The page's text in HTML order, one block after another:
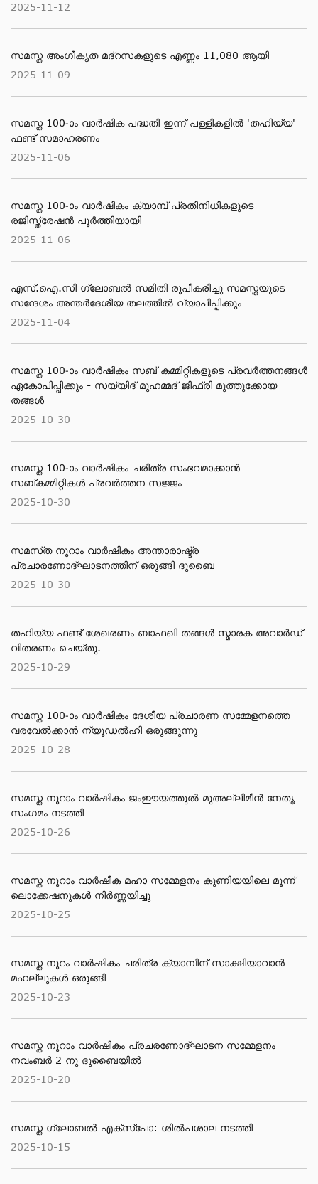
2025-11-12
സമസ്ത അംഗീകൃത മദ്റസകളുടെ എണ്ണം 11,080 ആയി
2025-11-09
സമസ്ത 100-ാം വാര്‍ഷിക പദ്ധതി ഇന്ന് പള്ളികളില്‍ 'തഹിയ്യ'
ഫണ്ട് സമാഹരണം
2025-11-06
സമസ്ത 100-ാം വാര്‍ഷികം ക്യാമ്പ് പ്രതിനിധികളുടെ
രജിസ്ത്രേഷന്‍ പൂര്‍ത്തിയായി
2025-11-06
എസ്.ഐ.സി ഗ്ലോബല്‍ സമിതി രൂപീകരിച്ചു സമസ്തയുടെ
സന്ദേശം അന്തര്‍ദേശീയ തലത്തില്‍ വ്യാപിപ്പിക്കും
2025-11-04
സമസ്ത 100-ാം വാര്‍ഷികം സബ് കമ്മിറ്റികളുടെ പ്രവര്‍ത്തനങ്ങള്‍
ഏകോപിപ്പിക്കും - സയ്യിദ് മുഹമ്മദ് ജിഫ്രി മുത്തുക്കോയ
തങ്ങള്‍
2025-10-30
സമസ്ത 100-ാം വാര്‍ഷികം ചരിത്ര സംഭവമാക്കാന്‍
സബ്കമ്മിറ്റികള്‍ പ്രവര്‍ത്തന സജ്ജം
2025-10-30
സമസ്​ത നൂറാം വാര്‍ഷികം അന്താരാഷ്ട്ര
പ്രചാരണോദ്ഘാടനത്തിന് ഒരുങ്ങി ദുബൈ
2025-10-30
തഹിയ്യ ഫണ്ട് ശേഖരണം ബാഫഖി തങ്ങൾ സ്മാരക അവാർഡ്
വിതരണം ചെയ്തു.
2025-10-29
സമസ്ത 100-ാം വാർഷികം ദേശീയ പ്രചാരണ സമ്മേളനത്തെ
വരവേൽക്കാൻ ന്യൂഡൽഹി ഒരുങ്ങുന്നു
2025-10-28
സമസ്ത നൂറാം വാർഷികം ജംഈയത്തുൽ മുഅല്ലിമീൻ നേതൃ
സംഗമം നടത്തി
2025-10-26
സമസ്ത നൂറാം വാർഷീക മഹാ സമ്മേളനം കുണിയയിലെ മൂന്ന്
ലൊക്കേഷനുകൾ നിർണ്ണയിച്ചു
2025-10-25
സമസ്ത നൂറം വാര്‍ഷികം ചരിത്ര ക്യാമ്പിന് സാക്ഷിയാവാന്‍
മഹല്ലുകള്‍ ഒരുങ്ങി
2025-10-23
സമസ്ത നൂറാം വാർഷികം പ്രചരണോദ്ഘാടന സമ്മേളനം
നവംബർ 2 നു ദുബൈയിൽ
2025-10-20
സമസ്ത ഗ്ലോബൽ എക്സ്പോ: ശിൽപശാല നടത്തി
2025-10-15